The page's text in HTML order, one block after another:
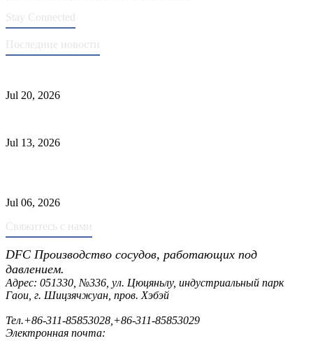
Stay Connected
Последние новости
Jul 20, 2026
Jul 13, 2026
Jul 06, 2026
Свяжитесь с нами
DFC Производство сосудов, работающих под
давлением.
Адрес: 051330, №336, ул. Цюцяньлу, индустриальный парк
Гаои, г. Шицзячжуан, пров. Хэбэй
Тел.+86-311-85853028 +86-311-85853029
Электронная почта: